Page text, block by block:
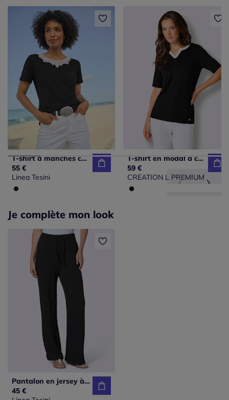
T-shirt à manches courtes avec dentelle crochetée au col
55 €
Linea Tesini
T-shirt en modal à col V et manches mi-longues
59 €
CREATION L PREMIUM
Je complète mon look
Pantalon en jersey à jambes droites avec ceinture élastique
45 €